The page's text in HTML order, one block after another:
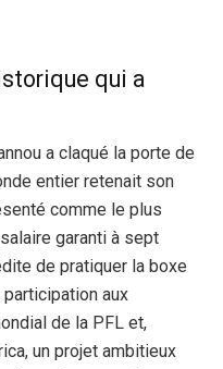
qui a
a claqué la porte de
entier retenait son
comme le plus
garanti à sept
de pratiquer la boxe
aux
de la PFL et,
un projet ambitieux